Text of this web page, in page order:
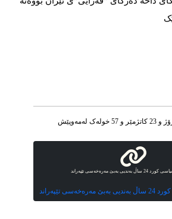
بەبێ مەرەخەسی تێپەراند
تێپەراند